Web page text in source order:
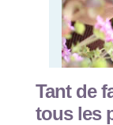
Tant de
tous les